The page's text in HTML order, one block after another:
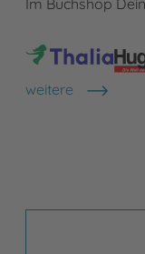
Im Buchshop
weitere
Shops anzeigen